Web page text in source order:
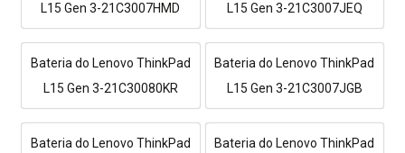
L15 Gen 3-21C3007HMD
L15 Gen 3-21C3007JEQ
Bateria do Lenovo ThinkPad
L15 Gen 3-21C30080KR
Bateria do Lenovo ThinkPad
L15 Gen 3-21C3007JGB
Bateria do Lenovo ThinkPad
Bateria do Lenovo ThinkPad